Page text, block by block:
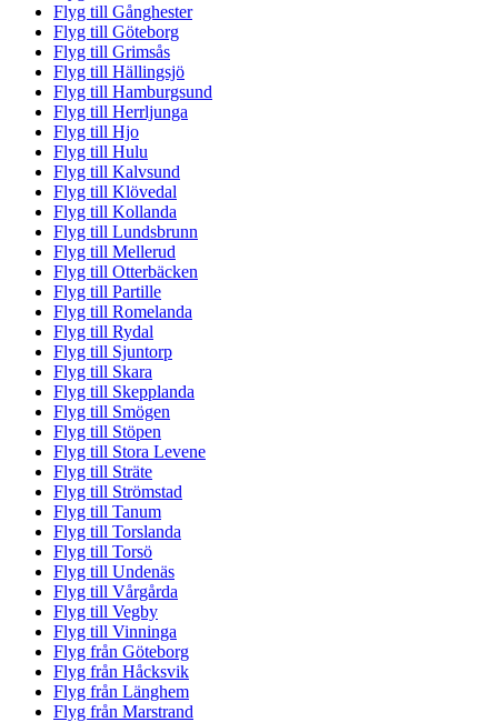
Flyg till Gånghester
Flyg till Göteborg
Flyg till Grimsås
Flyg till Hällingsjö
Flyg till Hamburgsund
Flyg till Herrljunga
Flyg till Hjo
Flyg till Hulu
Flyg till Kalvsund
Flyg till Klövedal
Flyg till Kollanda
Flyg till Lundsbrunn
Flyg till Mellerud
Flyg till Otterbäcken
Flyg till Partille
Flyg till Romelanda
Flyg till Rydal
Flyg till Sjuntorp
Flyg till Skara
Flyg till Skepplanda
Flyg till Smögen
Flyg till Stöpen
Flyg till Stora Levene
Flyg till Sträte
Flyg till Strömstad
Flyg till Tanum
Flyg till Torslanda
Flyg till Torsö
Flyg till Undenäs
Flyg till Vårgårda
Flyg till Vegby
Flyg till Vinninga
Flyg från Göteborg
Flyg från Håcksvik
Flyg från Länghem
Flyg från Marstrand